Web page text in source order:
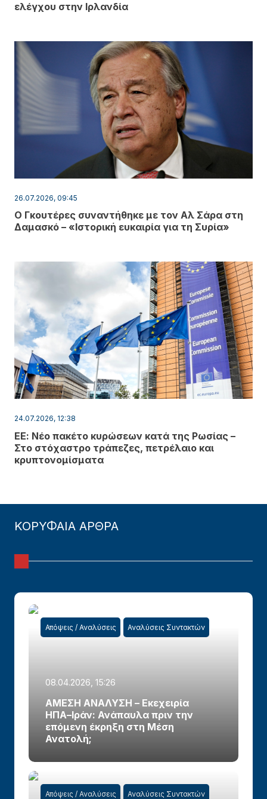
ελέγχου στην Ιρλανδία
26.07.2026, 09:45
Ο Γκουτέρες συναντήθηκε με τον Αλ Σάρα στη
Δαμασκό – «Ιστορική ευκαιρία για τη Συρία»
24.07.2026, 12:38
ΕΕ: Νέο πακέτο κυρώσεων κατά της Ρωσίας –
Στο στόχαστρο τράπεζες, πετρέλαιο και
κρυπτονομίσματα
ΚΟΡΥΦΑΙΑ ΑΡΘΡΑ
Απόψεις / Αναλύσεις Αναλύσεις Συντακτών
08.04.2026, 15:26
ΑΜΕΣΗ ΑΝΑΛΥΣΗ – Εκεχειρία
ΗΠΑ–Ιράν: Ανάπαυλα πριν την
επόμενη έκρηξη στη Μέση
Ανατολή;
Απόψεις / Αναλύσεις Αναλύσεις Συντακτών